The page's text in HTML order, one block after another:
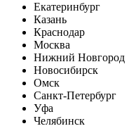
Екатеринбург
Казань
Краснодар
Москва
Нижний Новгород
Новосибирск
Омск
Санкт-Петербург
Уфа
Челябинск